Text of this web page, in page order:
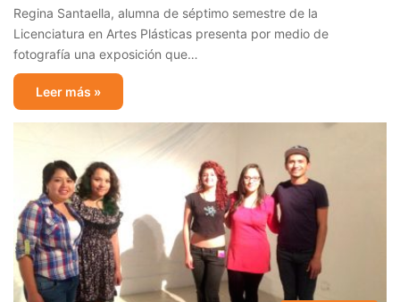
Regina Santaella, alumna de séptimo semestre de la
Licenciatura en Artes Plásticas presenta por medio de
fotografía una exposición que…
Leer más »